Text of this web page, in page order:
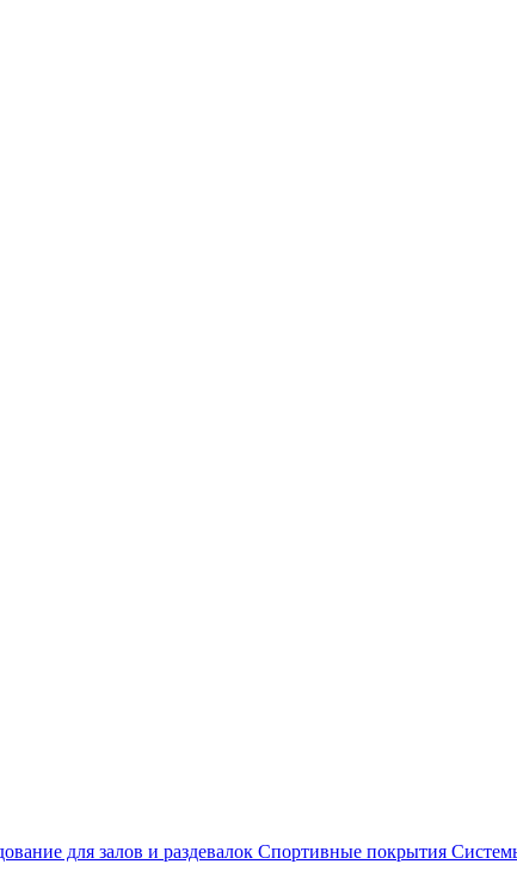
для залов и раздевалок Спортивные покрытия